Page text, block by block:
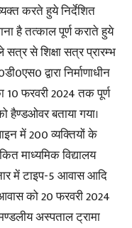
करते हुये निर्देशित
है तत्काल पूर्ण कराते हुये
से शिक्षा सत्र प्रारम्भ
द्वारा निर्माणाधीन
10 फरवरी 2024 तक पूर्ण
हैण्डओवर बताया गया।
में 200 व्यक्तियों के
माध्यमिक विद्यालय
में टाइप-5 आवास आदि
को 20 फरवरी 2024
अस्पताल ट्रामा